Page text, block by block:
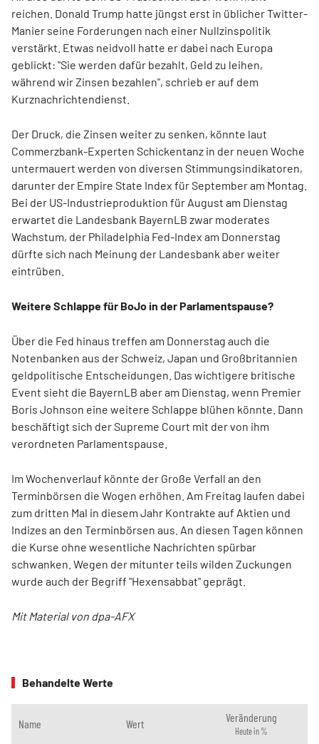
reichen. Donald Trump hatte jüngst erst in üblicher Twitter-
Manier seine Forderungen nach einer Nullzinspolitik
verstärkt. Etwas neidvoll hatte er dabei nach Europa
geblickt: "Sie werden dafür bezahlt, Geld zu leihen,
während wir Zinsen bezahlen", schrieb er auf dem
Kurznachrichtendienst.
Der Druck, die Zinsen weiter zu senken, könnte laut
Commerzbank-Experten Schickentanz in der neuen Woche
untermauert werden von diversen Stimmungsindikatoren,
darunter der Empire State Index für September am Montag.
Bei der US-Industrieproduktion für August am Dienstag
erwartet die Landesbank BayernLB zwar moderates
Wachstum, der Philadelphia Fed-Index am Donnerstag
dürfte sich nach Meinung der Landesbank aber weiter
eintrüben.
Weitere Schlappe für BoJo in der Parlamentspause?
Über die Fed hinaus treffen am Donnerstag auch die
Notenbanken aus der Schweiz, Japan und Großbritannien
geldpolitische Entscheidungen. Das wichtigere britische
Event sieht die BayernLB aber am Dienstag, wenn Premier
Boris Johnson eine weitere Schlappe blühen könnte. Dann
beschäftigt sich der Supreme Court mit der von ihm
verordneten Parlamentspause.
Im Wochenverlauf könnte der Große Verfall an den
Terminbörsen die Wogen erhöhen. Am Freitag laufen dabei
zum dritten Mal in diesem Jahr Kontrakte auf Aktien und
Indizes an den Terminbörsen aus. An diesen Tagen können
die Kurse ohne wesentliche Nachrichten spürbar
schwanken. Wegen der mitunter teils wilden Zuckungen
wurde auch der Begriff "Hexensabbat" geprägt.
Mit Material von dpa-AFX
Behandelte Werte
Name Wert Veränderung
Heute in %